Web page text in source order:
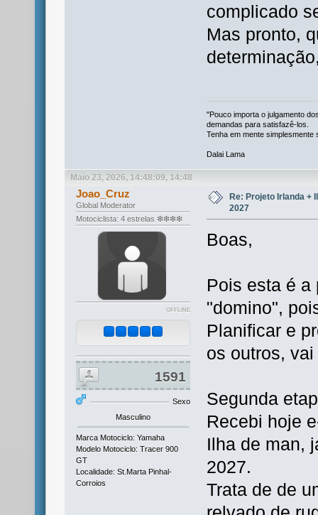
complicado
Mas pronto,
"Pouco importa o julgamento
demandas para satisfazê-los.
Tenha em mente simplesmente
Dalai Lama
Maio 23, 2026, 14:48:09, 14:48
Joao_Cruz
Global Moderator
Motociclista: 4 estrelas ❇❇❇❇
OFFLINE
1591
Sexo
Masculino
Marca Motociclo: Yamaha
Modelo Motociclo: Tracer 900
GT
Localidade: St.Marta Pinhal-
Corroios
Re: Projeto Irlanda +
2027
Boas,
Pois esta é a
"domino",
Planificar e
os outros,
Segunda
Recebi hoje
Ilha de man,
2027.
Trata de de